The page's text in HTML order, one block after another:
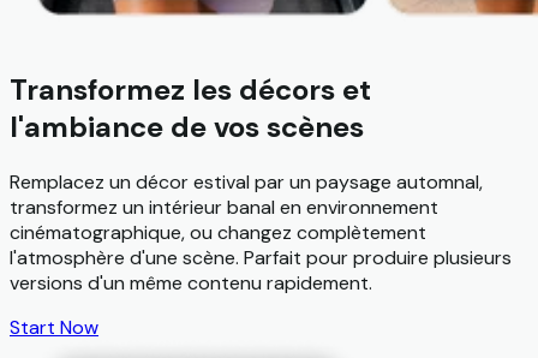
Transformez les décors et
l'ambiance de vos scènes
Remplacez un décor estival par un paysage automnal,
transformez un intérieur banal en environnement
cinématographique, ou changez complètement
l'atmosphère d'une scène. Parfait pour produire plusieurs
versions d'un même contenu rapidement.
Start Now